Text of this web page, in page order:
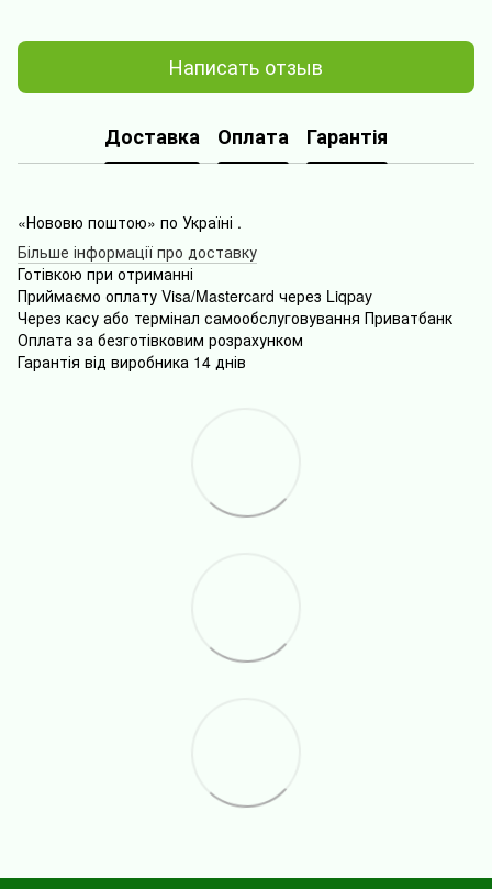
Написать отзыв
Доставка Оплата Гарантія
«Нововю поштою» по Україні .
Більше інформації про доставку
Готівкою при отриманні
Приймаємо оплату Visa/Mastercard через Liqpay
Через касу або термінал самообслуговування Приватбанк
Оплата за безготівковим розрахунком
Гарантія від виробника 14 днів